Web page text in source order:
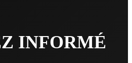
INFORMÉ